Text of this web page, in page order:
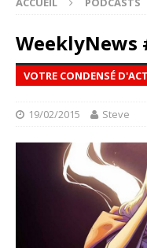
WeeklyNews
VOTRE CONDENSÉ
19/02/2015 Steve